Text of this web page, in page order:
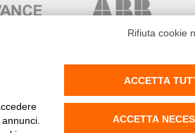
reserved - P.IVA 02141180519 -
Rifiuta cookie
ACCETTA
ACCETTA